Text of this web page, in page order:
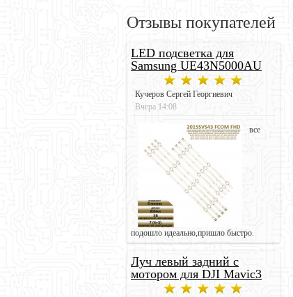
Отзывы покупателей
LED подсветка для
Samsung UE43N5000AU
Кучеров Сергей Георгиевич
Вчера 14:08
все
подошло идеально,пришло быстро.
Луч левый задний с
мотором для DJI Mavic3